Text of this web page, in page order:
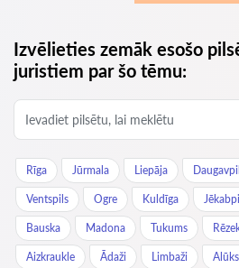
Izvēlieties zemāk esošo
juristiem par šo tēmu:
Rīga Jūrmala Liepāja
Ventspils Ogre Kuldīga
Bauska Madona Tukums
Aizkraukle Ādaži Limbaži